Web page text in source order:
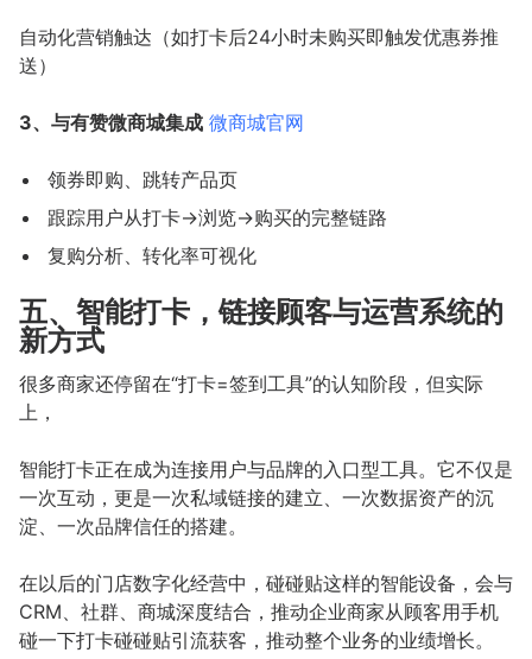
自动化营销触达（如打卡后24小时未购买即触发优惠券推
送）
3、与有赞微商城集成 微商城官网
领券即购、跳转产品页
跟踪用户从打卡→浏览→购买的完整链路
复购分析、转化率可视化
五、智能打卡，链接顾客与运营系统的
新方式
很多商家还停留在“打卡=签到工具”的认知阶段，但实际
上，
智能打卡正在成为连接用户与品牌的入口型工具。它不仅是
一次互动，更是一次私域链接的建立、一次数据资产的沉
淀、一次品牌信任的搭建。
在以后的门店数字化经营中，碰碰贴这样的智能设备，会与
CRM、社群、商城深度结合，推动企业商家从顾客用手机
碰一下打卡碰碰贴引流获客，推动整个业务的业绩增长。